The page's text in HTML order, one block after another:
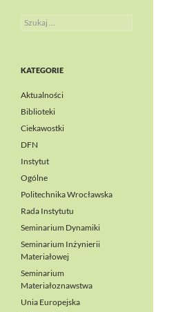
Szukaj:
KATEGORIE
Aktualności
Biblioteki
Ciekawostki
DFN
Instytut
Ogólne
Politechnika Wrocławska
Rada Instytutu
Seminarium Dynamiki
Seminarium Inżynierii
Materiałowej
Seminarium
Materiałoznawstwa
Unia Europejska